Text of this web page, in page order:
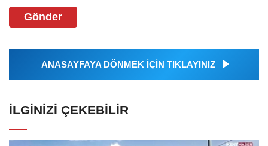
Gönder
ANASAYFAYA DÖNMEK İÇİN TIKLAYINIZ
İLGINIZI ÇEKEBILIR